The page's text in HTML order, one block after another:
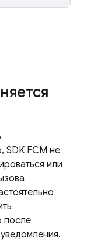
SDK FCM не
или
после